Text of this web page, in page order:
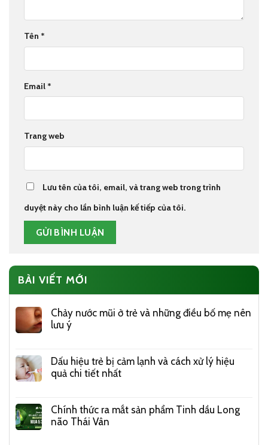
Tên *
Email *
Trang web
Lưu tên của tôi, email, và trang web trong trình
duyệt này cho lần bình luận kế tiếp của tôi.
BÀI VIẾT MỚI
Chảy nước mũi ở trẻ và những điều bố mẹ nên
lưu ý
Dấu hiệu trẻ bị cảm lạnh và cách xử lý hiệu
quả chi tiết nhất
Chính thức ra mắt sản phẩm Tinh dầu Long
não Thái Vân